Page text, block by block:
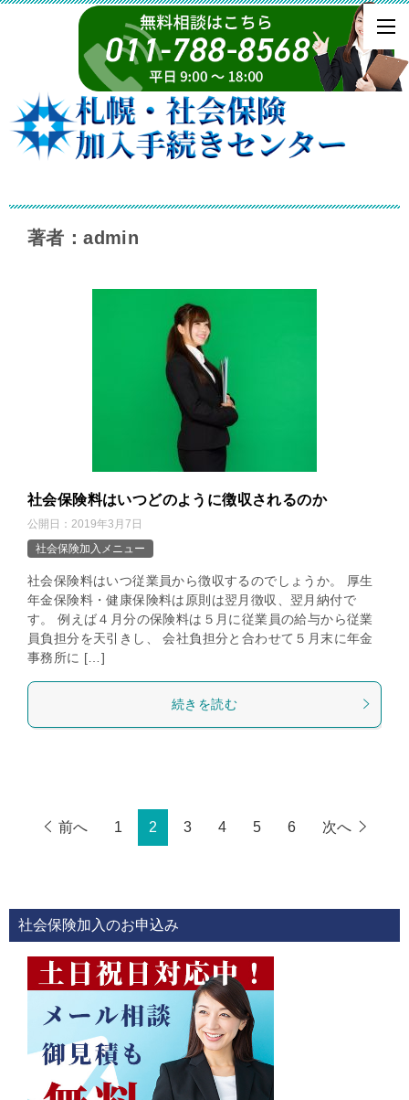
著者：admin
社会保険料はいつどのように徴収されるのか
公開日： 2019年3月7日
社会保険加入メニュー
社会保険料はいつ従業員から徴収するのでしょうか。 厚生
年金保険料・健康保険料は原則は翌月徴収、翌月納付で
す。 例えば４月分の保険料は５月に従業員の給与から従業
員負担分を天引きし、 会社負担分と合わせて５月末に年金
事務所に […]
続きを読む
前へ 1 2 3 4 5 6 次へ
社会保険加入のお申込み